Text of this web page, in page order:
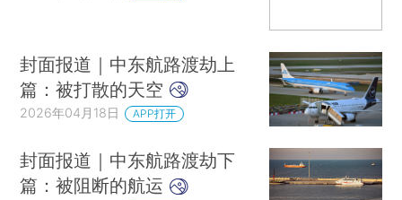
封面报道｜中东航路渡劫上
篇：被打散的天空
2026年04月18日 APP打开
封面报道｜中东航路渡劫下
篇：被阻断的航运